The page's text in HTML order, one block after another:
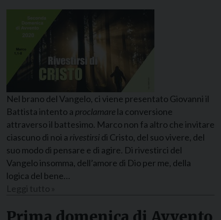
Nel brano del Vangelo, ci viene presentato Giovanni il
Battista intento a proclamarela conversione
attraverso il battesimo. Marco non fa altro che invitare
ciascuno di noi a rivestirsidi Cristo, del suo vivere, del
suo modo di pensare e di agire. Di rivestirci del
Vangelo insomma, dell’amore di Dio per me, della
logica del bene…